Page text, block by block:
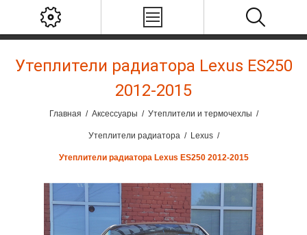
Утеплители радиатора Lexus ES250
2012-2015
Главная / Аксессуары / Утеплители и термочехлы /
Утеплители радиатора / Lexus /
Утеплители радиатора Lexus ES250 2012-2015